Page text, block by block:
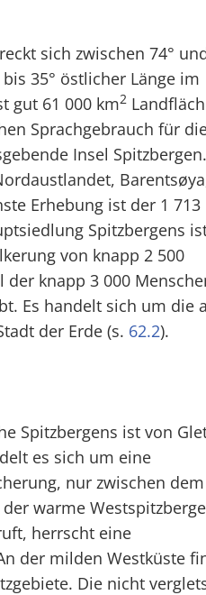
sich zwischen 74°
35° östlicher Länge im
gut 61 000 km2
Sprachgebrauch für
Insel Spitzbergen.
Erhebung ist der 1
Spitzbergens
von knapp 2 500
knapp 3 000
Es handelt sich um die
der Erde (s. 62.2).
Spitzbergens ist von
es sich um eine
nur zwischen
warme
herrscht eine
der milden Westküste
Die nicht